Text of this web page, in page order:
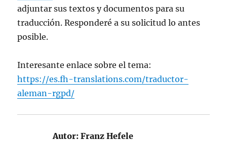
adjuntar sus textos y documentos para su
traducción. Responderé a su solicitud lo antes
posible.
Interesante enlace sobre el tema:
https://es.fh-translations.com/traductor-
aleman-rgpd/
Autor: Franz Hefele